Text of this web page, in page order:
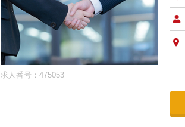
求人番号：475053